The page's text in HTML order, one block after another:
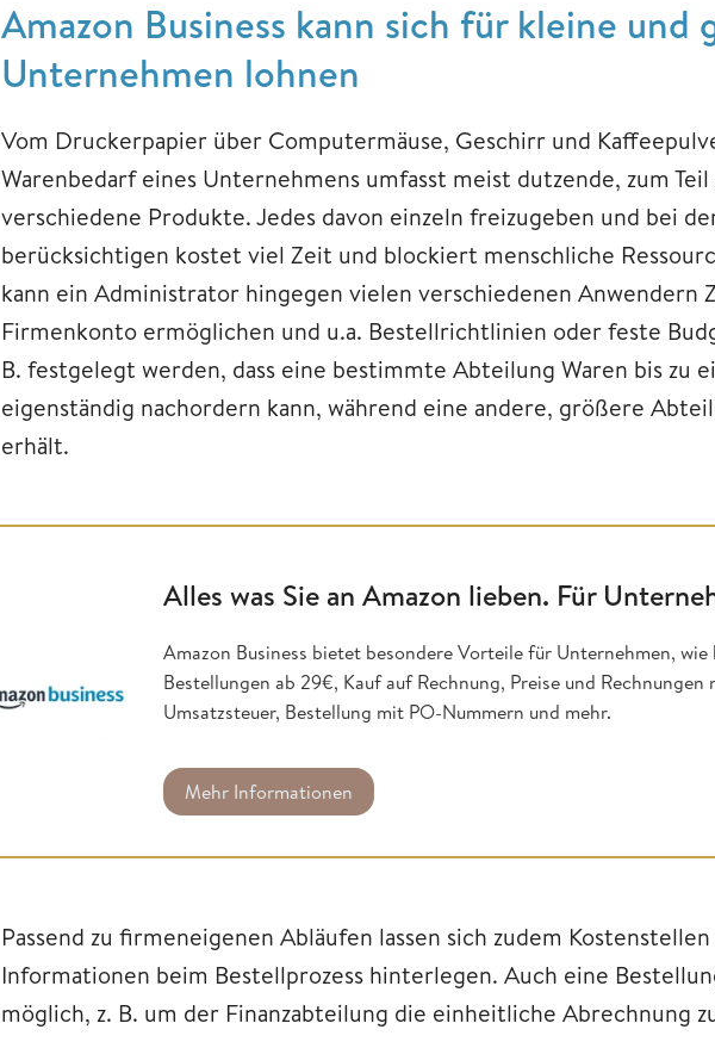
Amazon Business kann sich für kleine und
Unternehmen lohnen
Vom Druckerpapier über Computermäuse, Geschirr und
Warenbedarf eines Unternehmens umfasst meist dutzende, zum
verschiedene Produkte. Jedes davon einzeln freizugeben und bei
berücksichtigen kostet viel Zeit und blockiert menschliche
kann ein Administrator hingegen vielen verschiedenen Anwendern
Firmenkonto ermöglichen und u.a. Bestellrichtlinien oder feste
B. festgelegt werden, dass eine bestimmte Abteilung Waren bis zu
eigenständig nachordern kann, während eine andere, größere
erhält.
Alles was Sie an Amazon lieben. Für
Amazon Business bietet besondere Vorteile für Unternehmen,
Bestellungen ab 29€, Kauf auf Rechnung, Preise und Rechnungen
Umsatzsteuer, Bestellung mit PO-Nummern und mehr.
Mehr Informationen
Passend zu firmeneigenen Abläufen lassen sich zudem
Informationen beim Bestellprozess hinterlegen. Auch eine
möglich, z. B. um der Finanzabteilung die einheitliche Abrechnung